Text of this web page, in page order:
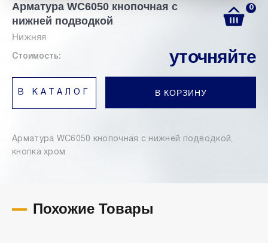
Арматура WC6050 кнопочная с
нижней подводкой
Нижняя
0
Стоимость: уточняйте
В КАТАЛОГ В КОРЗИНУ
Арматура WC6050 кнопочная с нижней подводкой,
кнопка хром
Похожие Товары